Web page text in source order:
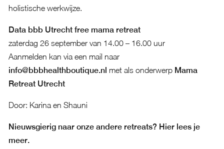
holistische werkwijze.
Data bbb Utrecht free mama retreat
zaterdag 26 september van 14.00 – 16.00 uur
Aanmelden kan via een mail naar
info@bbbhealthboutique.nl met als onderwerp Mama
Retreat Utrecht
Door: Karina en Shauni
Nieuwsgierig naar onze andere retreats? Hier lees je
meer.